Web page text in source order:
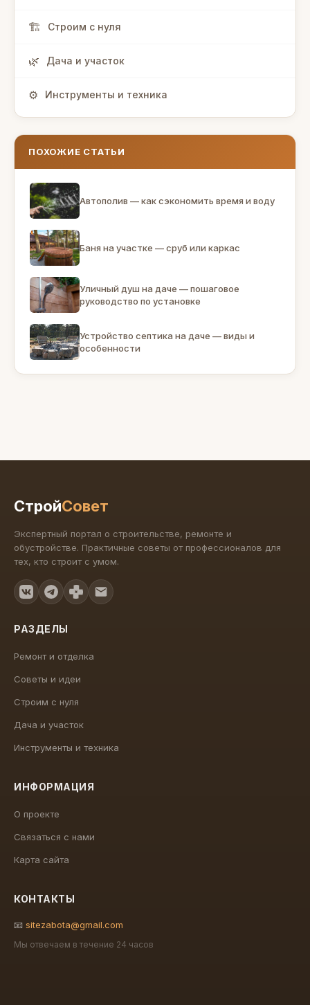
Строим с нуля
Дача и участок
Инструменты и техника
ПОХОЖИЕ СТАТЬИ
Автополив — как сэкономить время и воду
Баня на участке — сруб или каркас
Уличный душ на даче — пошаговое
руководство по установке
Устройство септика на даче — виды и
особенности
СтройСовет
Экспертный портал о строительстве, ремонте и
обустройстве. Практичные советы от профессионалов для
тех, кто строит с умом.
РАЗДЕЛЫ
Ремонт и отделка
Советы и идеи
Строим с нуля
Дача и участок
Инструменты и техника
ИНФОРМАЦИЯ
О проекте
Связаться с нами
Карта сайта
КОНТАКТЫ
📧 sitezabota@gmail.com
Мы отвечаем в течение 24 часов